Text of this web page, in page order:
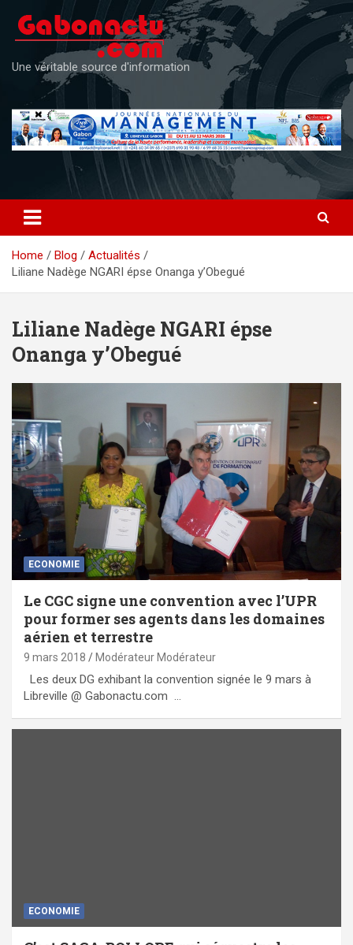
content
Une véritable source d'information
Home Blog
Actualités
Liliane Nadège NGARI épse Onanga y’Obegué
Liliane Nadège NGARI épse
Onanga y’Obegué
ECONOMIE
Le CGC signe une convention avec l’UPR
pour former ses agents dans les domaines
aérien et terrestre
9 mars 2018 Modérateur Modérateur
Les deux DG exhibant la convention signée le 9 mars à
Libreville @ Gabonactu.com …
ECONOMIE